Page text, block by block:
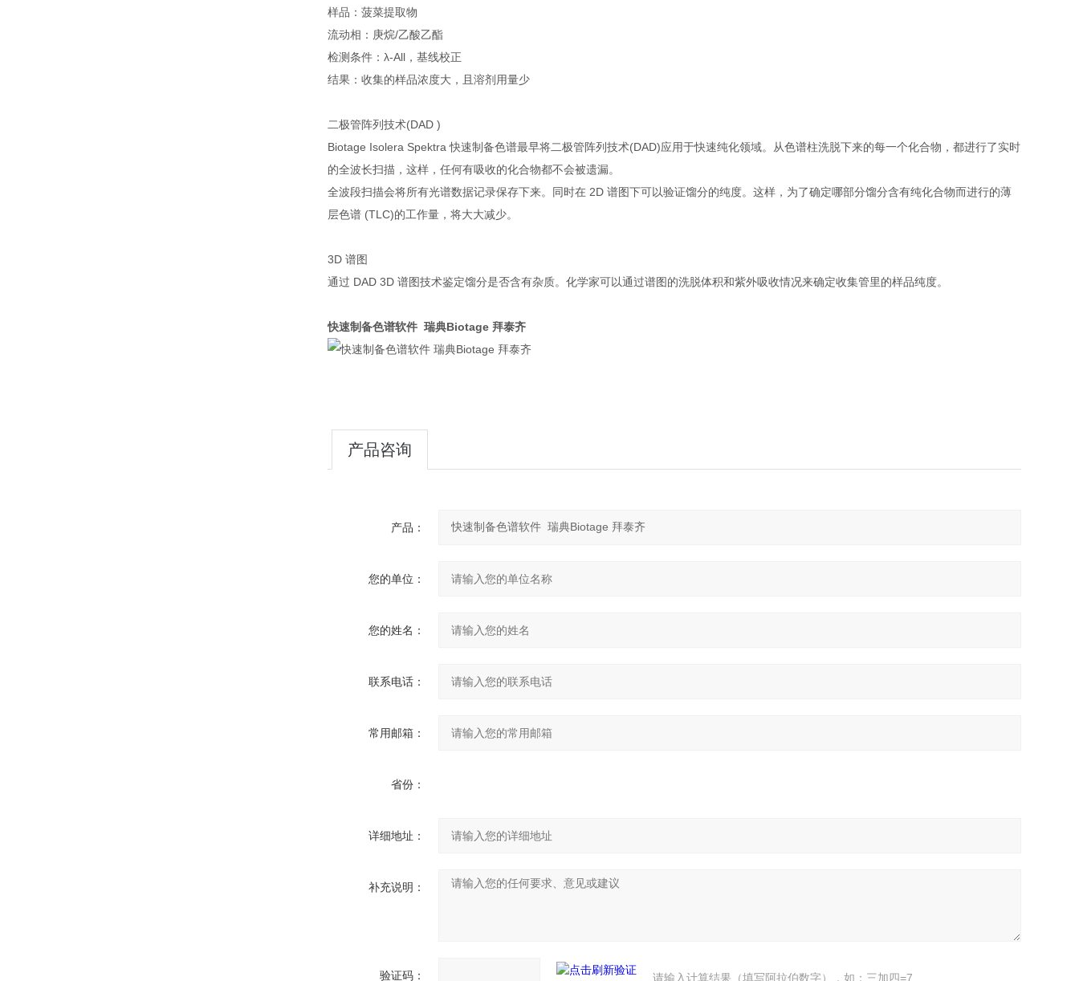
样品：菠菜提取物
流动相：庚烷/乙酸乙酯
检测条件：λ-All，基线校正
结果：收集的样品浓度大，且溶剂用量少
二极管阵列技术(DAD )
Biotage Isolera Spektra 快速制备色谱最早将二极管阵列技术(DAD)应用于快速纯化领域。从色谱柱洗脱下来的每一个化合物，都进行了实时
的全波长扫描，这样，任何有吸收的化合物都不会被遗漏。
全波段扫描会将所有光谱数据记录保存下来。同时在 2D 谱图下可以验证馏分的纯度。这样，为了确定哪部分馏分含有纯化合物而进行的薄
层色谱 (TLC)的工作量，将大大减少。
3D 谱图
通过 DAD 3D 谱图技术鉴定馏分是否含有杂质。化学家可以通过谱图的洗脱体积和紫外吸收情况来确定收集管里的样品纯度。
快速制备色谱软件 瑞典Biotage 拜泰齐
产品咨询
产品：
您的单位：
您的姓名：
联系电话：
常用邮箱：
省份：
详细地址：
补充说明：
验证码： 请输入计算结果（填写阿拉伯数字），如：三加四=7